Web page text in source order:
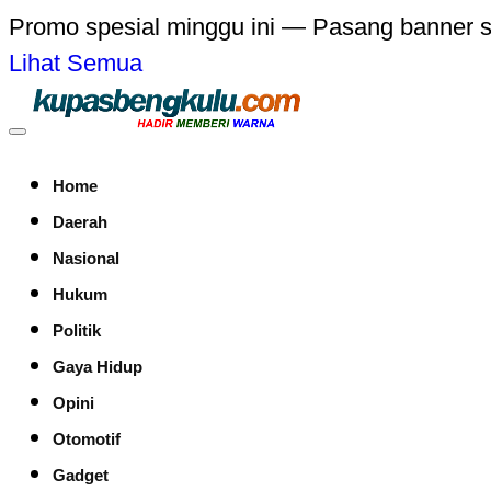
Promo spesial minggu ini — Pasang banner
Lihat Semua
Home
Daerah
Nasional
Hukum
Politik
Gaya Hidup
Opini
Otomotif
Gadget